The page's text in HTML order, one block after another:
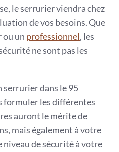
le serrurier viendra chez
de vos besoins. Que
ou un professionnel, les
ne sont pas les
serrurier dans le 95
formuler les différentes
auront le mérite de
mais également à votre
de sécurité à votre